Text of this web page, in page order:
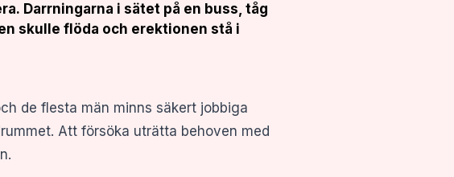
Darrningarna i sätet på en buss, tåg
skulle flöda och erektionen stå i
de flesta män minns säkert jobbiga
Att försöka uträtta behoven med